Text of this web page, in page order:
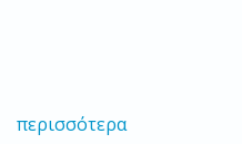
περισσότερα